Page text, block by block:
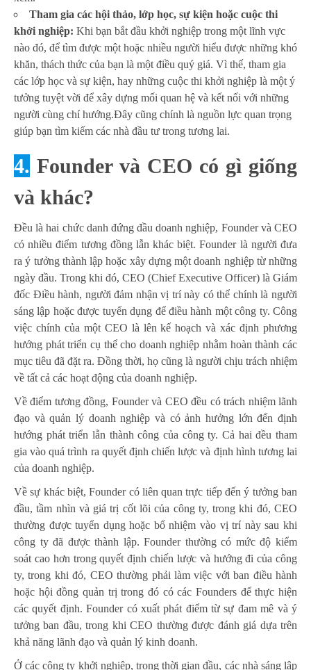
Tham gia các hội thảo, lớp học, sự kiện hoặc cuộc thi
khởi nghiệp: Khi bạn bắt đầu khởi nghiệp trong một lĩnh vực
nào đó, để tìm được một hoặc nhiều người hiểu được những khó
khăn, thách thức của bạn là một điều quý giá. Vì thế, tham gia
các lớp học và sự kiện, hay những cuộc thi khởi nghiệp là một ý
tưởng tuyệt vời để xây dựng mối quan hệ và kết nối với những
người cùng chí hướng.Đây cũng chính là nguồn lực quan trọng
giúp bạn tìm kiếm các nhà đầu tư trong tương lai.
4. Founder và CEO có gì giống
và khác?
Đều là hai chức danh đứng đầu doanh nghiệp, Founder và CEO
có nhiều điểm tương đồng lẫn khác biệt. Founder là người đưa
ra ý tưởng thành lập hoặc xây dựng một doanh nghiệp từ những
ngày đầu. Trong khi đó, CEO (Chief Executive Officer) là Giám
đốc Điều hành, người đảm nhận vị trí này có thể chính là người
sáng lập hoặc được tuyển dụng để điều hành một công ty. Công
việc chính của một CEO là lên kế hoạch và xác định phương
hướng phát triển cụ thể cho doanh nghiệp nhằm hoàn thành các
mục tiêu đã đặt ra. Đồng thời, họ cũng là người chịu trách nhiệm
về tất cả các hoạt động của doanh nghiệp.
Về điểm tương đồng, Founder và CEO đều có trách nhiệm lãnh
đạo và quản lý doanh nghiệp và có ảnh hưởng lớn đến định
hướng phát triển lẫn thành công của công ty. Cả hai đều tham
gia vào quá trình ra quyết định chiến lược và định hình tương lai
của doanh nghiệp.
Về sự khác biệt, Founder có liên quan trực tiếp đến ý tưởng ban
đầu, tầm nhìn và giá trị cốt lõi của công ty, trong khi đó, CEO
thường được tuyển dụng hoặc bổ nhiệm vào vị trí này sau khi
công ty đã được thành lập. Founder thường có mức độ kiểm
soát cao hơn trong quyết định chiến lược và hướng đi của công
ty, trong khi đó, CEO thường phải làm việc với ban điều hành
hoặc hội đồng quản trị trong đó có các Founders để thực hiện
các quyết định. Founder có xuất phát điểm từ sự đam mê và ý
tưởng ban đầu, trong khi CEO thường được đánh giá dựa trên
khả năng lãnh đạo và quản lý kinh doanh.
Ở các công ty khởi nghiệp, trong thời gian đầu, các nhà sáng lập